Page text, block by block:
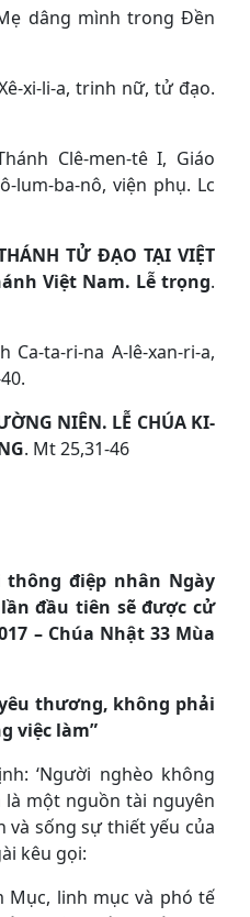
dâng mình trong Đền
xi-li-a, trinh nữ, tử đạo.
Clê-men-tê I, Giáo
lum-ba-nô, viện phụ. Lc
TỬ ĐẠO TẠI VIỆT
Việt Nam. Lễ trọng.
ta-ri-na A-lê-xan-ri-a,
NIÊN. LỄ CHÚA KI-
. Mt 25,31-46
thông điệp nhân Ngày
đầu tiên sẽ được cử
– Chúa Nhật 33 Mùa
thương, không phải
việc làm”
‘Người nghèo không
là một nguồn tài nguyên
và sống sự thiết yếu của
kêu gọi:
Mục, linh mục và phó tế